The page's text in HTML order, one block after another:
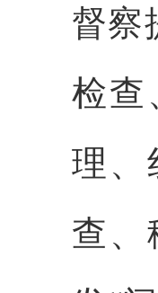
督察
检查
理、
查、